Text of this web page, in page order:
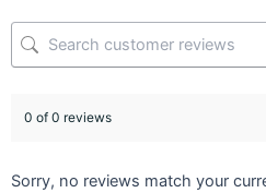
0 of 0 reviews
Sorry, no reviews match your